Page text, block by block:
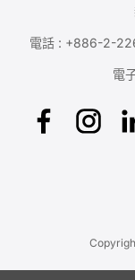
電話 : +886-2-
電